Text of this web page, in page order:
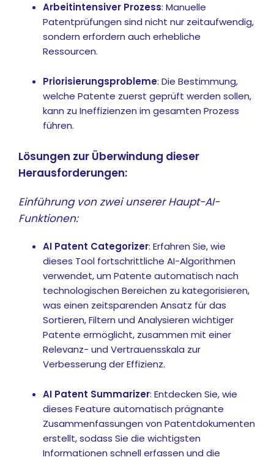
Arbeitintensiver Prozess: Manuelle
Patentprüfungen sind nicht nur zeitaufwendig,
sondern erfordern auch erhebliche
Ressourcen.
Priorisierungsprobleme: Die Bestimmung,
welche Patente zuerst geprüft werden sollen,
kann zu Ineffizienzen im gesamten Prozess
führen.
Lösungen zur Überwindung dieser
Herausforderungen:
Einführung von zwei unserer Haupt-AI-
Funktionen:
AI Patent Categorizer: Erfahren Sie, wie
dieses Tool fortschrittliche AI-Algorithmen
verwendet, um Patente automatisch nach
technologischen Bereichen zu kategorisieren,
was einen zeitsparenden Ansatz für das
Sortieren, Filtern und Analysieren wichtiger
Patente ermöglicht, zusammen mit einer
Relevanz- und Vertrauensskala zur
Verbesserung der Effizienz.
AI Patent Summarizer: Entdecken Sie, wie
dieses Feature automatisch prägnante
Zusammenfassungen von Patentdokumenten
erstellt, sodass Sie die wichtigsten
Informationen schnell erfassen und die